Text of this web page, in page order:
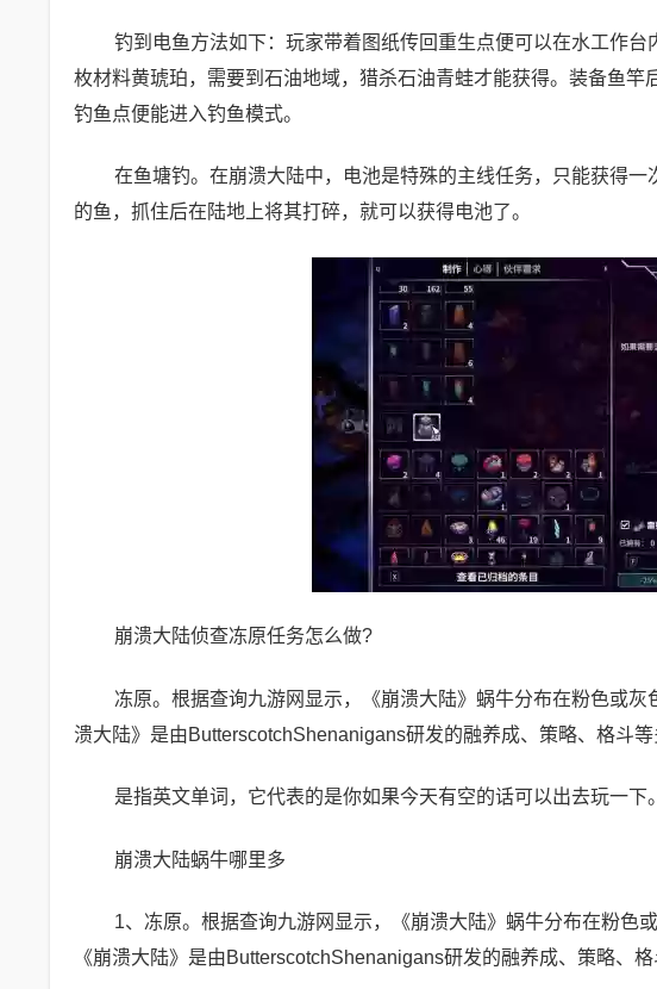
钓到电鱼方法如下：玩家带着图纸传回重生点便可以在水工作
枚材料黄琥珀，需要到石油地域，猎杀石油青蛙才能获得。装备鱼
钓鱼点便能进入钓鱼模式。
在鱼塘钓。在崩溃大陆中，电池是特殊的主线任务，只能获得
的鱼，抓住后在陆地上将其打碎，就可以获得电池了。
崩溃大陆侦查冻原任务怎么做?
冻原。根据查询九游网显示，《崩溃大陆》蜗牛分布在粉色或
溃大陆》是由ButterscotchShenanigans研发的融养成、策略、格斗等
是指英文单词，它代表的是你如果今天有空的话可以出去玩一下。
崩溃大陆蜗牛哪里多
1、冻原。根据查询九游网显示，《崩溃大陆》蜗牛分布在粉色
《崩溃大陆》是由ButterscotchShenanigans研发的融养成、策略、